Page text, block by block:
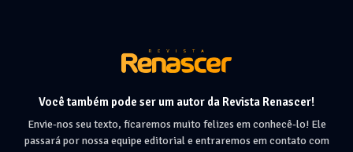
Você também pode ser um autor da Revista Renascer!
Envie-nos seu texto, ficaremos muito felizes em conhecê-lo! Ele
passará por nossa equipe editorial e entraremos em contato com